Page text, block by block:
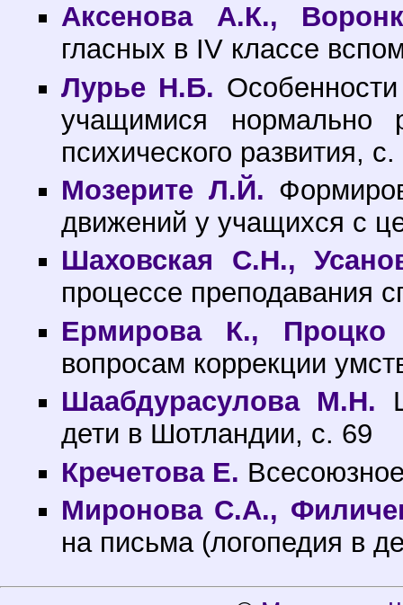
Аксенова А.К.,
гласных в IV классе
Лурье Н.Б.
учащимися нормально
психического развития,
Мозерите Л.Й.
движений у учащихся с
Шаховская С.Н.,
процессе преподавания
Ермирова К., Процко
вопросам коррекции
Шаабдурасулова М.Н.
дети в Шотландии, с. 69
Кречетова Е.
Миронова С.А.,
на письма (логопедия в